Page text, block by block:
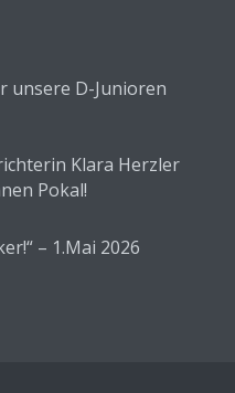
unsere D-Junioren
Klara Herzler
Pokal!
– 1.Mai 2026